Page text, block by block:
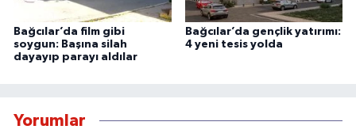
Bağcılar’da film gibi
soygun: Başına silah
dayayıp parayı aldılar
Bağcılar’da gençlik yatırımı:
4 yeni tesis yolda
Yorumlar